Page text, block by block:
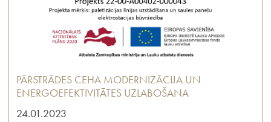
PĀRSTRĀDES CEHA MODERNIZĀCIJA UN
ENERGOEFEKTIVITĀTES UZLABOŠANA
24.01.2023